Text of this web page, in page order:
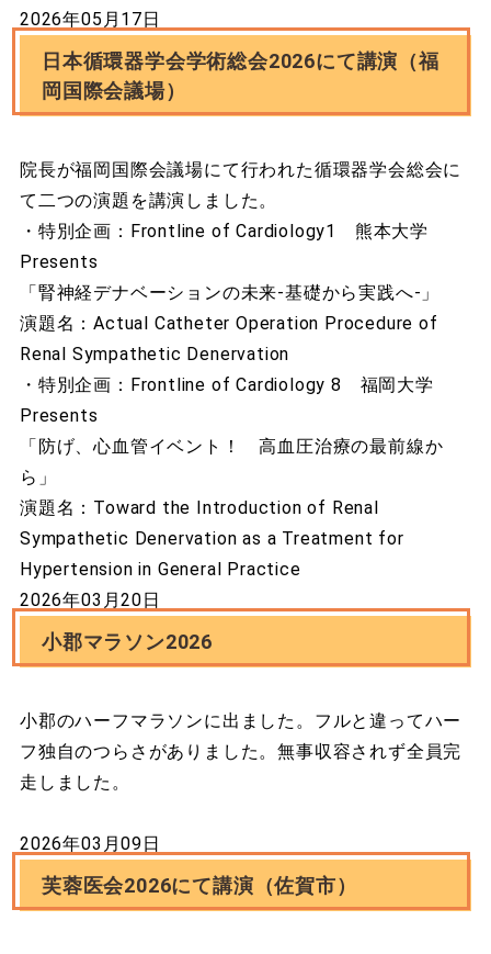
2026年05月17日
日本循環器学会学術総会2026にて講演（福
岡国際会議場）
院長が福岡国際会議場にて行われた循環器学会総会に
て二つの演題を講演しました。
・特別企画：Frontline of Cardiology1 熊本大学
Presents
「腎神経デナベーションの未来-基礎から実践へ-」
演題名：Actual Catheter Operation Procedure of
Renal Sympathetic Denervation
・特別企画：Frontline of Cardiology 8 福岡大学
Presents
「防げ、心血管イベント！ 高血圧治療の最前線か
ら」
演題名：Toward the Introduction of Renal
Sympathetic Denervation as a Treatment for
Hypertension in General Practice
2026年03月20日
小郡マラソン2026
小郡のハーフマラソンに出ました。フルと違ってハー
フ独自のつらさがありました。無事収容されず全員完
走しました。
2026年03月09日
芙蓉医会2026にて講演（佐賀市）